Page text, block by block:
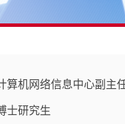
算机网络信息中心副主
士研究生